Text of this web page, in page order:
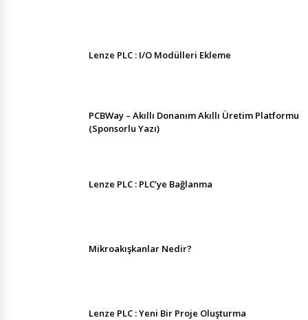
Lenze PLC : I/O Modülleri Ekleme
PCBWay – Akıllı Donanım Akıllı Üretim Platformu
(Sponsorlu Yazı)
Lenze PLC : PLC’ye Bağlanma
Mikroakışkanlar Nedir?
Lenze PLC : Yeni Bir Proje Oluşturma